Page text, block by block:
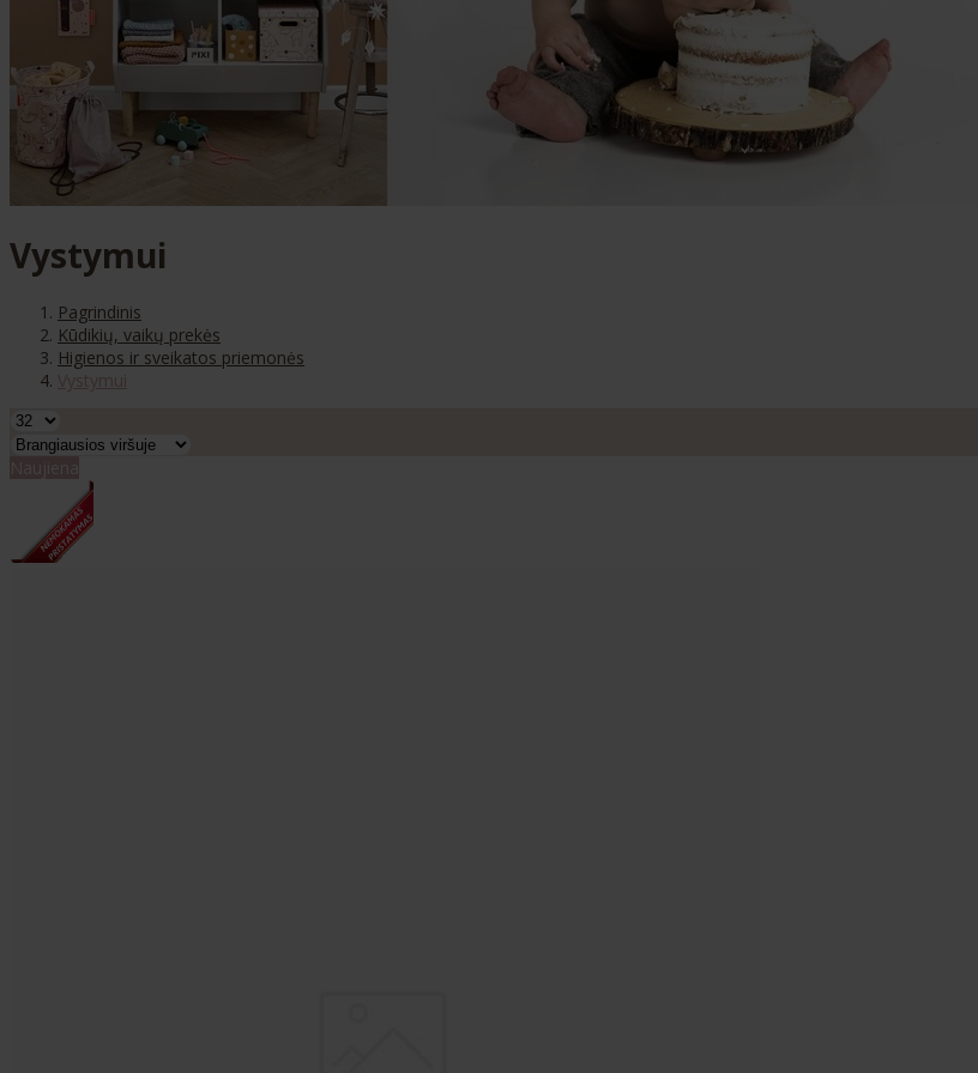
Vystymui
Pagrindinis
Kūdikių, vaikų prekės
Higienos ir sveikatos priemonės